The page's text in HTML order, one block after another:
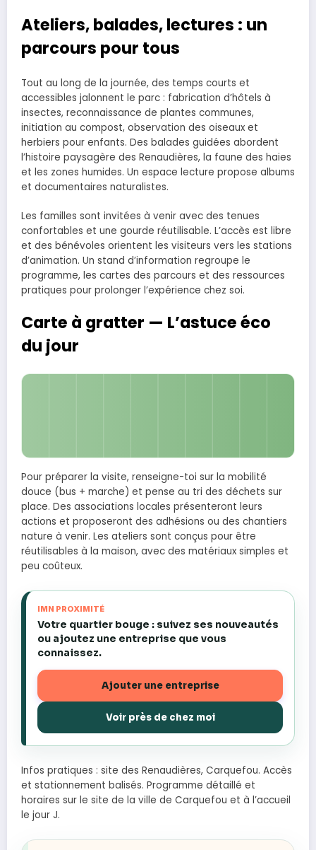
Ateliers, balades, lectures : un
parcours pour tous
Tout au long de la journée, des temps courts et
accessibles jalonnent le parc : fabrication d’hôtels à
insectes, reconnaissance de plantes communes,
initiation au compost, observation des oiseaux et
herbiers pour enfants. Des balades guidées abordent
l’histoire paysagère des Renaudières, la faune des haies
et les zones humides. Un espace lecture propose albums
et documentaires naturalistes.
Les familles sont invitées à venir avec des tenues
confortables et une gourde réutilisable. L’accès est libre
et des bénévoles orientent les visiteurs vers les stations
d’animation. Un stand d’information regroupe le
programme, les cartes des parcours et des ressources
pratiques pour prolonger l’expérience chez soi.
Carte à gratter — L’astuce éco
du jour
Pour préparer la visite, renseigne-toi sur la mobilité
douce (bus + marche) et pense au tri des déchets sur
place. Des associations locales présenteront leurs
actions et proposeront des adhésions ou des chantiers
nature à venir. Les ateliers sont conçus pour être
réutilisables à la maison, avec des matériaux simples et
peu coûteux.
IMN PROXIMITÉ
Votre quartier bouge : suivez ses nouveautés
ou ajoutez une entreprise que vous
connaissez.
Ajouter une entreprise
Voir près de chez moi
Infos pratiques : site des Renaudières, Carquefou. Accès
et stationnement balisés. Programme détaillé et
horaires sur le site de la ville de Carquefou et à l’accueil
le jour J.